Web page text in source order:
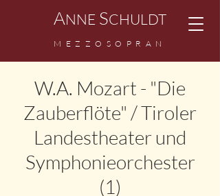
ANNE SCHULDT
M EZZOSOPRAN
W.A. Mozart - "Die
Zauberflöte" / Tiroler
Landestheater und
Symphonieorchester
(1)